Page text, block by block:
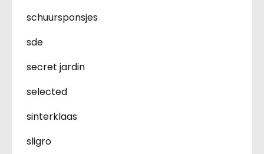
schuursponsjes
sde
secret jardin
selected
sinterklaas
sligro